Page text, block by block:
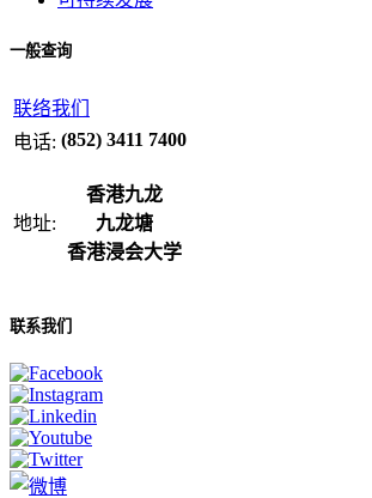
一般查询
联络我们
电话: (852) 3411 7400
地址:
香港九龙
九龙塘
香港浸会大学
联系我们